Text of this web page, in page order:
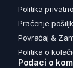
Politika
Praćenje
Povraćaj &
Politika o
Podaci o